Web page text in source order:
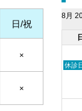
日/祝
×
×
8月
日
日
月
休診